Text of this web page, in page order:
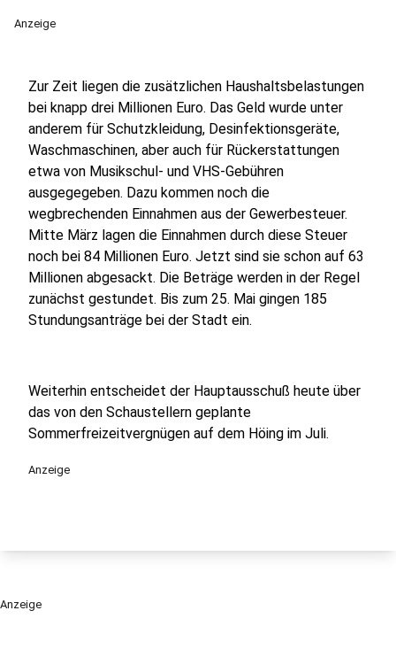
Anzeige
Zur Zeit liegen die zusätzlichen Haushaltsbelastungen
bei knapp drei Millionen Euro. Das Geld wurde unter
anderem für Schutzkleidung, Desinfektionsgeräte,
Waschmaschinen, aber auch für Rückerstattungen
etwa von Musikschul- und VHS-Gebühren
ausgegegeben. Dazu kommen noch die
wegbrechenden Einnahmen aus der Gewerbesteuer.
Mitte März lagen die Einnahmen durch diese Steuer
noch bei 84 Millionen Euro. Jetzt sind sie schon auf 63
Millionen abgesackt. Die Beträge werden in der Regel
zunächst gestundet. Bis zum 25. Mai gingen 185
Stundungsanträge bei der Stadt ein.
Weiterhin entscheidet der Hauptausschuß heute über
das von den Schaustellern geplante
Sommerfreizeitvergnügen auf dem Höing im Juli.
Anzeige
Anzeige